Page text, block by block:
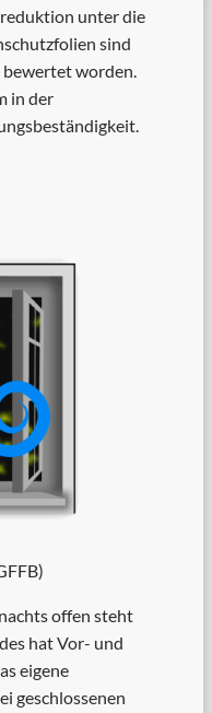
unter die
sind
bewertet worden.
in der
offen steht
hat Vor- und
eigene
geschlossenen